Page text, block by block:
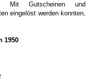
Mit Gutscheinen und
eingelöst werden konnten,
1950